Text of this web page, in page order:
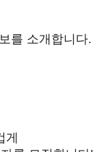
를 소개합니다.